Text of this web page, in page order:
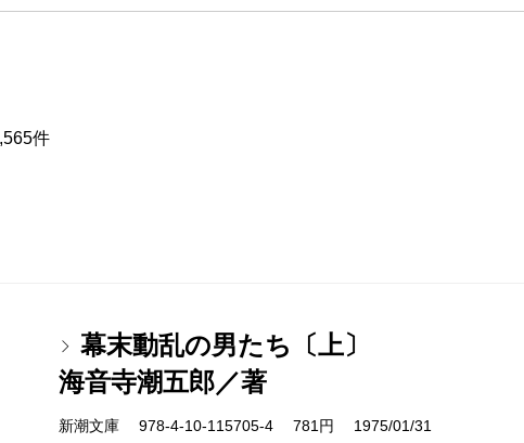
件
幕末動乱の男たち〔上〕
海音寺潮五郎／著
新潮文庫 978-4-10-115705-4 781円 1975/01/31